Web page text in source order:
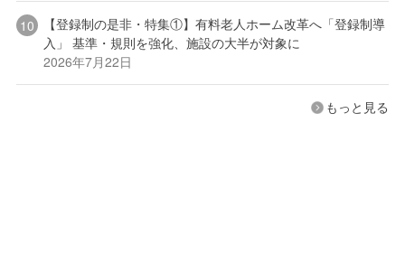
【登録制の是非・特集①】有料老人ホーム改革へ「登録制導
入」 基準・規則を強化、施設の大半が対象に
2026年7月22日
もっと見る